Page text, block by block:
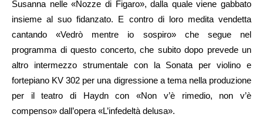
Susanna nelle «Nozze di Figaro», dalla quale viene gabbato
insieme al suo fidanzato. E contro di loro medita vendetta
cantando «Vedrò mentre io sospiro» che segue nel
programma di questo concerto, che subito dopo prevede un
altro intermezzo strumentale con la Sonata per violino e
fortepiano KV 302 per una digressione a tema nella produzione
per il teatro di Haydn con «Non v’è rimedio, non v’è
compenso» dall’opera «L’infedeltà delusa».